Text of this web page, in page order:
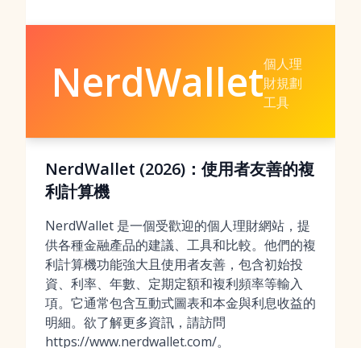
NerdWallet個人理
財規劃
工具
NerdWallet (2026)：使用者友善的複
利計算機
NerdWallet 是一個受歡迎的個人理財網站，提
供各種金融產品的建議、工具和比較。他們的複
利計算機功能強大且使用者友善，包含初始投
資、利率、年數、定期定額和複利頻率等輸入
項。它通常包含互動式圖表和本金與利息收益的
明細。欲了解更多資訊，請訪問
https://www.nerdwallet.com/。